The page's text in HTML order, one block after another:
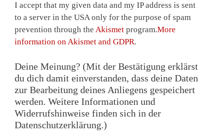
I accept that my given data and my IP address is sent
to a server in the USA only for the purpose of spam
prevention through the Akismet program.More
information on Akismet and GDPR.
Deine Meinung? (Mit der Bestätigung erklärst
du dich damit einverstanden, dass deine Daten
zur Bearbeitung deines Anliegens gespeichert
werden. Weitere Informationen und
Widerrufshinweise finden sich in der
Datenschutzerklärung.)